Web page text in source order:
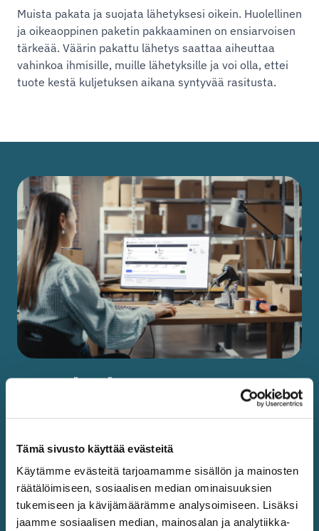
Tämä sivusto käyttää evästeitä
Käytämme evästeitä tarjoamamme sisällön ja mainosten
räätälöimiseen, sosiaalisen median ominaisuuksien
tukemiseen ja kävijämäärämme analysoimiseen. Lisäksi
jaamme sosiaalisen median, mainosalan ja analytiikka-
Muista pakata ja suojata lähetyksesi oikein. Huolellinen
ja oikeaoppinen paketin pakkaaminen on ensiarvoisen
tärkeää. Väärin pakattu lähetys saattaa aiheuttaa
vahinkoa ihmisille, muille lähetyksille ja voi olla, ettei
tuote kestä kuljetuksen aikana syntyvää rasitusta.
Lähetä paketti vaivattomasti ja nopeasti niin
kotimaassa kuin ulkomaille. Syötä lähetyslaskuriin
lähtö- ja kohdeosoite sekä paketin mitat ja paino.
Valitse sen jälkeen sinulle tai vastaanottajalle
parhaiten sopiva toimitustapa. Maksa lähetys ja